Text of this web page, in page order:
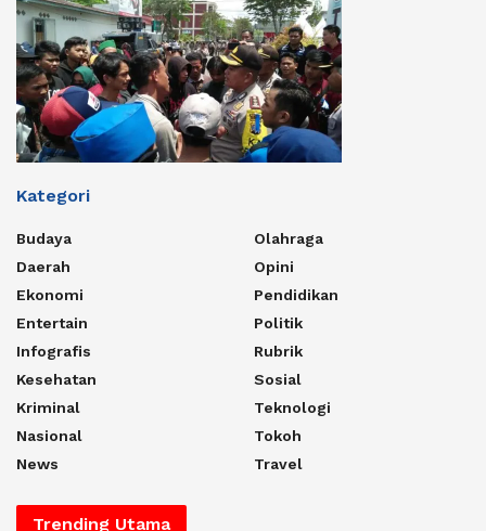
Kategori
Budaya
Daerah
Ekonomi
Entertain
Infografis
Kesehatan
Kriminal
Nasional
News
Olahraga
Opini
Pendidikan
Politik
Rubrik
Sosial
Teknologi
Tokoh
Travel
Trending Utama